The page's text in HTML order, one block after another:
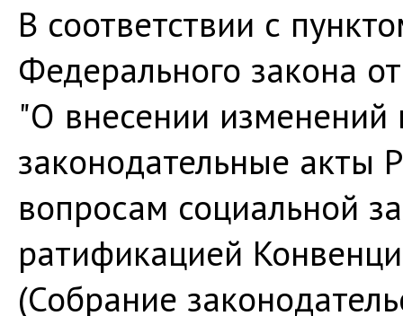
В соответствии с
Федерального закона
"О внесении изменений
законодательные акты
вопросам социальной
ратификацией
(Собрание